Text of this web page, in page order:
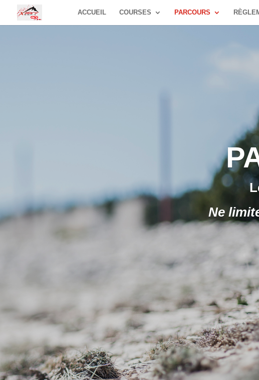
ACCUEIL COURSES PARCOURS
Ne